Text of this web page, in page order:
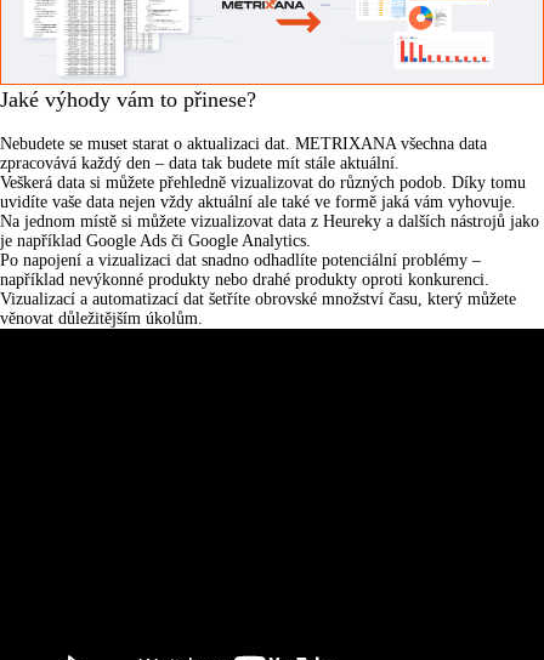
Jaké výhody vám to přinese?
Nebudete se muset starat o aktualizaci dat . METRIXANA všechna data
zpracovává každý den – data tak budete mít stále aktuální.
Veškerá data si můžete přehledně vizualizovat do různých podob. Díky tomu
uvidíte vaše data nejen vždy aktuální ale také ve formě jaká vám vyhovuje.
Na jednom místě si můžete vizualizovat data z Heureky a dalších nástrojů jako
je například Google Ads či Google Analytics.
Po napojení a vizualizaci dat snadno odhadlíte potenciální problémy –
například nevýkonné produkty nebo drahé produkty oproti konkurenci.
Vizualizací a automatizací dat šetříte obrovské množství času , který můžete
věnovat důležitějším úkolům.